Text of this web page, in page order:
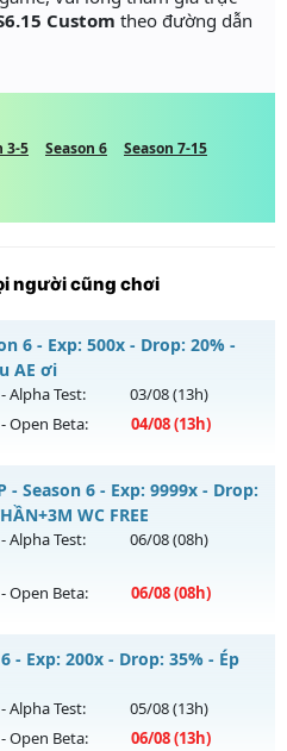
Custom theo đường dẫn
3-5 Season 6
Season 7-15
người cũng chơi
6 - Exp: 500x - Drop: 20% -
AE ơi
- Alpha Test: 03/08(13h)
- Open Beta: 04/08(13h)
Chế Mu Hút Máu AE ơi
máy chủDragon
- Season 6 - Exp: 9999x - Drop:
WC FREE
- Alpha Test: 06/08(08h)
- Open Beta: 06/08(08h)
SET 400 FULL THẦN+3M
máy chủ
BOSS 24/7 SĂN
06/08/2626
- Exp: 200x - Drop: 35% - Ép
- Alpha Test: 05/08(13h)
- Open Beta: 06/08(13h)